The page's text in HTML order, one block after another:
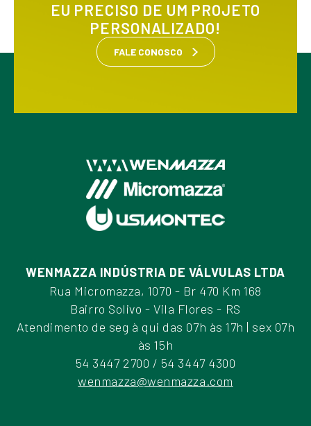
EU PRECISO DE UM PROJETO
PERSONALIZADO!
FALE CONOSCO
WENMAZZA INDÚSTRIA DE VÁLVULAS LTDA
Rua Micromazza, 1070 - Br 470 Km 168
Bairro Solivo - Vila Flores - RS
Atendimento de seg à qui das 07h às 17h | sex 07h
às 15h
54 3447 2700 / 54 3447 4300
wenmazza@wenmazza.com